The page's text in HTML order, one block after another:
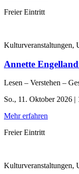
Freier Eintritt
Kulturveranstaltungen,
Annette
Lesen – Verstehen –
So., 11. Oktober 2026 |
Mehr erfahren
Freier Eintritt
Kulturveranstaltungen,